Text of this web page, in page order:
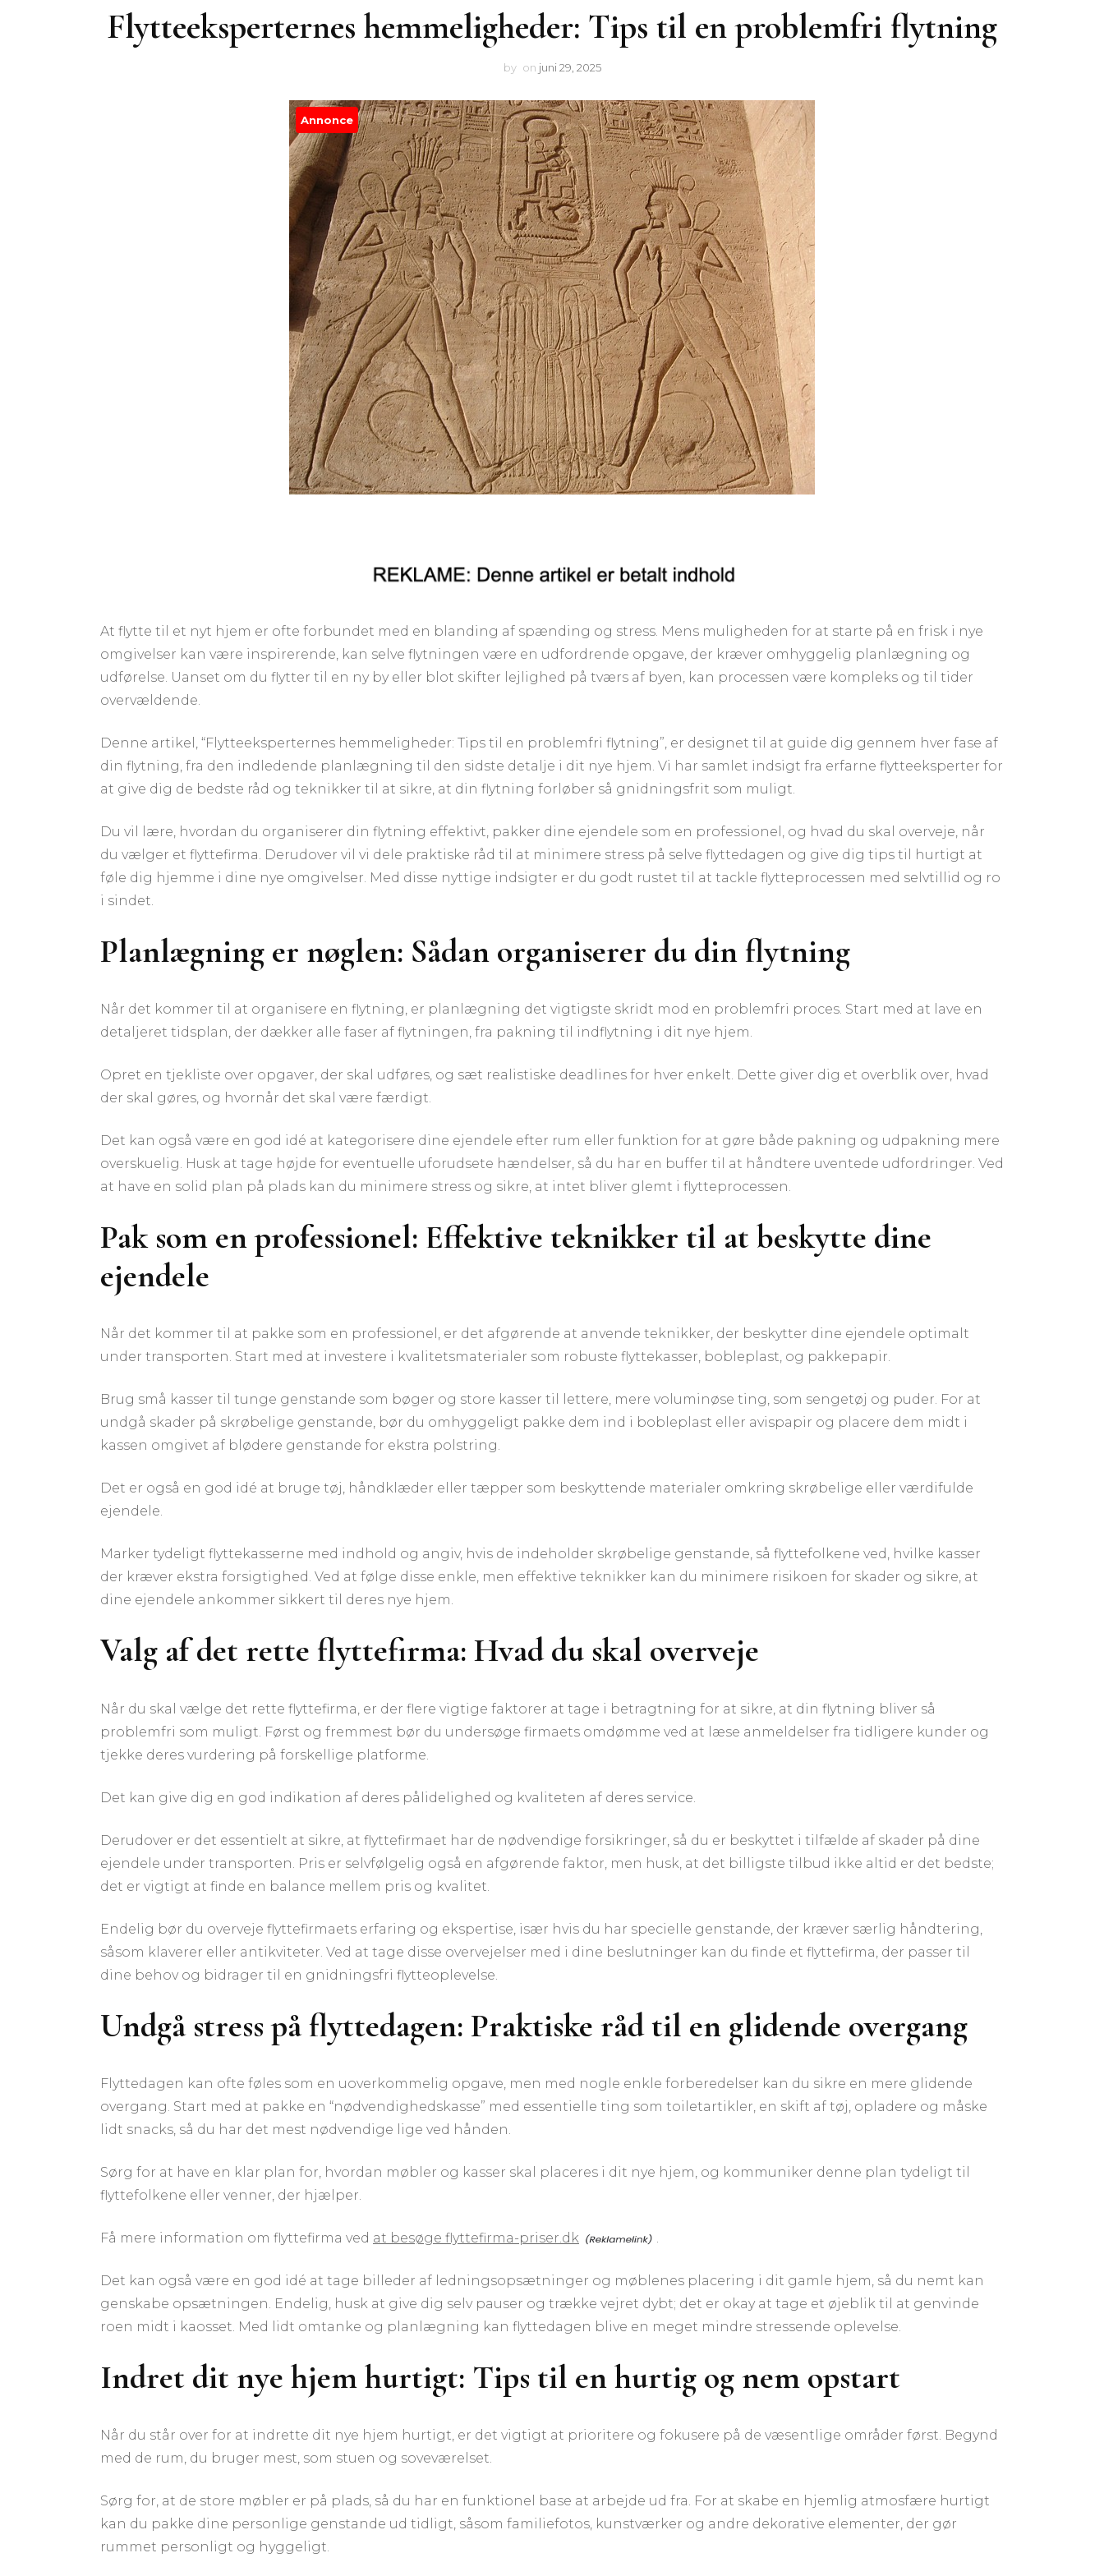
Flytteeksperternes hemmeligheder: Tips til en problemfri flytning
by on juni 29, 2025
Annonce
At flytte til et nyt hjem er ofte forbundet med en blanding af spænding og stress. Mens muligheden for at starte på en frisk i nye
omgivelser kan være inspirerende, kan selve flytningen være en udfordrende opgave, der kræver omhyggelig planlægning og
udførelse. Uanset om du flytter til en ny by eller blot skifter lejlighed på tværs af byen, kan processen være kompleks og til tider
overvældende.
Denne artikel, “Flytteeksperternes hemmeligheder: Tips til en problemfri flytning”, er designet til at guide dig gennem hver fase af
din flytning, fra den indledende planlægning til den sidste detalje i dit nye hjem. Vi har samlet indsigt fra erfarne flytteeksperter for
at give dig de bedste råd og teknikker til at sikre, at din flytning forløber så gnidningsfrit som muligt.
Du vil lære, hvordan du organiserer din flytning effektivt, pakker dine ejendele som en professionel, og hvad du skal overveje, når
du vælger et flyttefirma. Derudover vil vi dele praktiske råd til at minimere stress på selve flyttedagen og give dig tips til hurtigt at
føle dig hjemme i dine nye omgivelser. Med disse nyttige indsigter er du godt rustet til at tackle flytteprocessen med selvtillid og ro
i sindet.
Planlægning er nøglen: Sådan organiserer du din flytning
Når det kommer til at organisere en flytning, er planlægning det vigtigste skridt mod en problemfri proces. Start med at lave en
detaljeret tidsplan, der dækker alle faser af flytningen, fra pakning til indflytning i dit nye hjem.
Opret en tjekliste over opgaver, der skal udføres, og sæt realistiske deadlines for hver enkelt. Dette giver dig et overblik over, hvad
der skal gøres, og hvornår det skal være færdigt.
Det kan også være en god idé at kategorisere dine ejendele efter rum eller funktion for at gøre både pakning og udpakning mere
overskuelig. Husk at tage højde for eventuelle uforudsete hændelser, så du har en buffer til at håndtere uventede udfordringer. Ved
at have en solid plan på plads kan du minimere stress og sikre, at intet bliver glemt i flytteprocessen.
Pak som en professionel: Effektive teknikker til at beskytte dine
ejendele
Når det kommer til at pakke som en professionel, er det afgørende at anvende teknikker, der beskytter dine ejendele optimalt
under transporten. Start med at investere i kvalitetsmaterialer som robuste flyttekasser, bobleplast, og pakkepapir.
Brug små kasser til tunge genstande som bøger og store kasser til lettere, mere voluminøse ting, som sengetøj og puder. For at
undgå skader på skrøbelige genstande, bør du omhyggeligt pakke dem ind i bobleplast eller avispapir og placere dem midt i
kassen omgivet af blødere genstande for ekstra polstring.
Det er også en god idé at bruge tøj, håndklæder eller tæpper som beskyttende materialer omkring skrøbelige eller værdifulde
ejendele.
Marker tydeligt flyttekasserne med indhold og angiv, hvis de indeholder skrøbelige genstande, så flyttefolkene ved, hvilke kasser
der kræver ekstra forsigtighed. Ved at følge disse enkle, men effektive teknikker kan du minimere risikoen for skader og sikre, at
dine ejendele ankommer sikkert til deres nye hjem.
Valg af det rette flyttefirma: Hvad du skal overveje
Når du skal vælge det rette flyttefirma, er der flere vigtige faktorer at tage i betragtning for at sikre, at din flytning bliver så
problemfri som muligt. Først og fremmest bør du undersøge firmaets omdømme ved at læse anmeldelser fra tidligere kunder og
tjekke deres vurdering på forskellige platforme.
Det kan give dig en god indikation af deres pålidelighed og kvaliteten af deres service.
Derudover er det essentielt at sikre, at flyttefirmaet har de nødvendige forsikringer, så du er beskyttet i tilfælde af skader på dine
ejendele under transporten. Pris er selvfølgelig også en afgørende faktor, men husk, at det billigste tilbud ikke altid er det bedste;
det er vigtigt at finde en balance mellem pris og kvalitet.
Endelig bør du overveje flyttefirmaets erfaring og ekspertise, især hvis du har specielle genstande, der kræver særlig håndtering,
såsom klaverer eller antikviteter. Ved at tage disse overvejelser med i dine beslutninger kan du finde et flyttefirma, der passer til
dine behov og bidrager til en gnidningsfri flytteoplevelse.
Undgå stress på flyttedagen: Praktiske råd til en glidende overgang
Flyttedagen kan ofte føles som en uoverkommelig opgave, men med nogle enkle forberedelser kan du sikre en mere glidende
overgang. Start med at pakke en “nødvendighedskasse” med essentielle ting som toiletartikler, en skift af tøj, opladere og måske
lidt snacks, så du har det mest nødvendige lige ved hånden.
Sørg for at have en klar plan for, hvordan møbler og kasser skal placeres i dit nye hjem, og kommuniker denne plan tydeligt til
flyttefolkene eller venner, der hjælper.
Få mere information om flyttefirma ved at besøge flyttefirma-priser.dk
Det kan også være en god idé at tage billeder af ledningsopsætninger og møblenes placering i dit gamle hjem, så du nemt kan
genskabe opsætningen. Endelig, husk at give dig selv pauser og trække vejret dybt; det er okay at tage et øjeblik til at genvinde
roen midt i kaosset. Med lidt omtanke og planlægning kan flyttedagen blive en meget mindre stressende oplevelse.
Indret dit nye hjem hurtigt: Tips til en hurtig og nem opstart
Når du står over for at indrette dit nye hjem hurtigt, er det vigtigt at prioritere og fokusere på de væsentlige områder først. Begynd
med de rum, du bruger mest, som stuen og soveværelset.
Sørg for, at de store møbler er på plads, så du har en funktionel base at arbejde ud fra. For at skabe en hjemlig atmosfære hurtigt
kan du pakke dine personlige genstande ud tidligt, såsom familiefotos, kunstværker og andre dekorative elementer, der gør
rummet personligt og hyggeligt.